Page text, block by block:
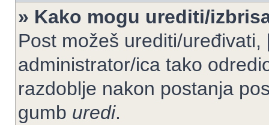
» Kako mogu urediti/
Post možeš urediti/
administrator/ica tako
razdoblje nakon postanja
gumb uredi.